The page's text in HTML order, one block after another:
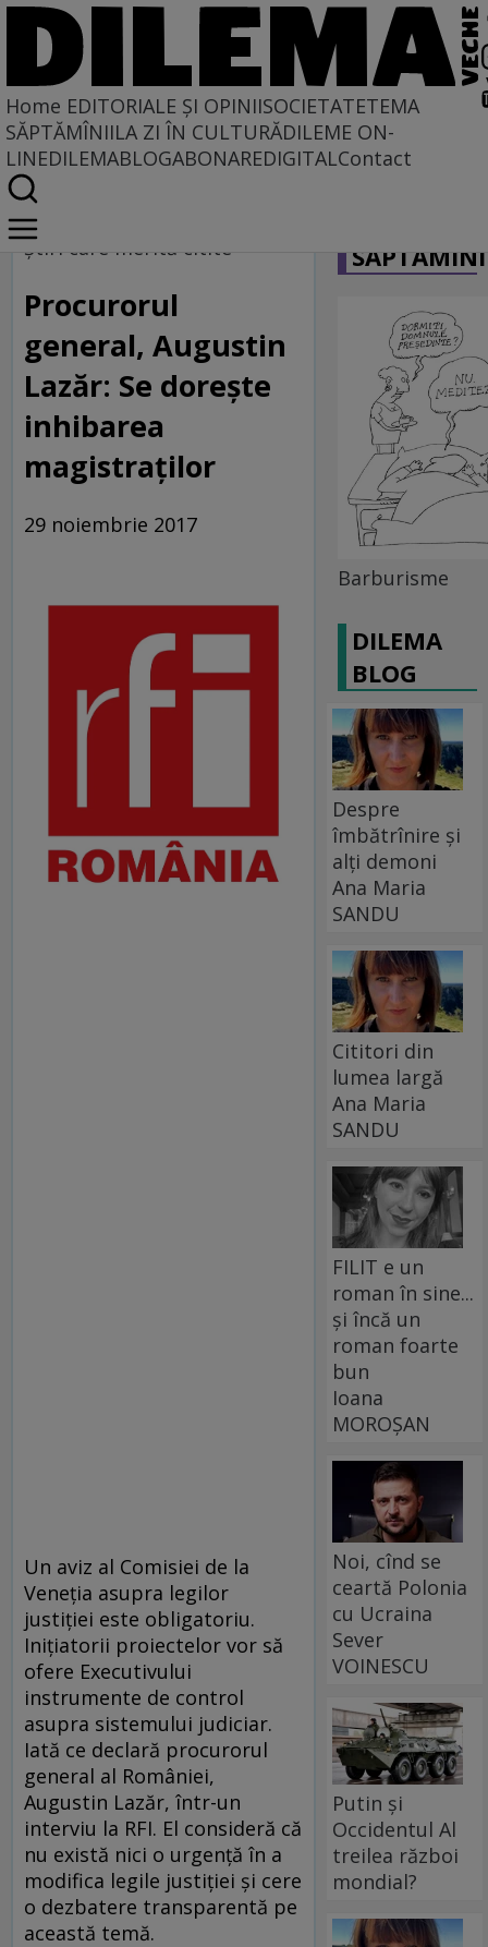
Home EDITORIALE ȘI OPINIISOCIETATETEMA
SĂPTĂMÎNIILA ZI ÎN CULTURĂDILEME ON-
LINEDILEMABLOGABONAREDIGITALContact
Home
Dilematix
Știrile RFI
Ştiri care merită citite
Procurorul
general, Augustin
Lazăr: Se doreşte
inhibarea
magistraţilor
29 noiembrie 2017
Un aviz al Comisiei de la
Veneţia asupra legilor
justiţiei este obligatoriu.
Iniţiatorii proiectelor vor să
ofere Executivului
instrumente de control
asupra sistemului judiciar.
Iată ce declară procurorul
general al României,
Augustin Lazăr, într-un
interviu la RFI. El consideră că
nu există nici o urgenţă în a
modifica legile justiţiei şi cere
o dezbatere transparentă pe
această temă.
Barburisme
DILEMA
BLOG
Despre
îmbătrînire și
alți demoni
Ana Maria
SANDU
Cititori din
lumea largă
Ana Maria
SANDU
FILIT e un
roman în sine...
și încă un
roman foarte
bun
Ioana
MOROȘAN
Noi, cînd se
ceartă Polonia
cu Ucraina
Sever
VOINESCU
Putin și
Occidentul Al
treilea război
mondial?